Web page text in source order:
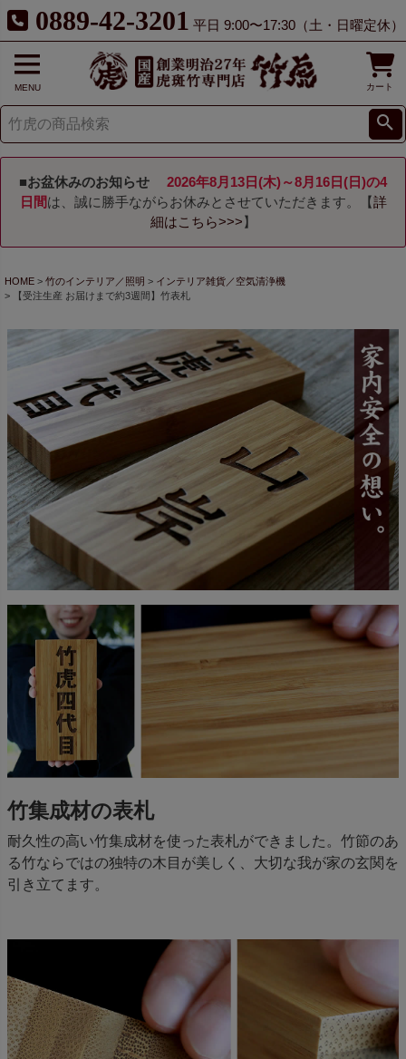
0889-42-3201 平日 9:00〜17:30（土・日曜定休）
MENU カート
■お盆休みのお知らせ
2026年8月13日(木)～8月16日(日)の4
日間は、誠に勝手ながらお休みとさせていただきます。【詳
細はこちら>>> 】
HOME 竹のインテリア／照明
インテリア雑貨／空気清浄機
【受注生産 お届けまで約3週間】竹表札
竹集成材の表札
耐久性の高い竹集成材を使った表札ができました。竹節のあ
る竹ならではの独特の木目が美しく、大切な我が家の玄関を
引き立てます。